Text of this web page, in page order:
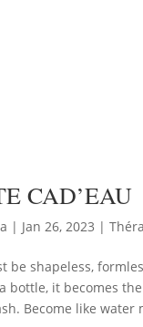
CAD’EAU
| Jan 26, 2023 |
be shapeless,
bottle, it becomes
Become like water